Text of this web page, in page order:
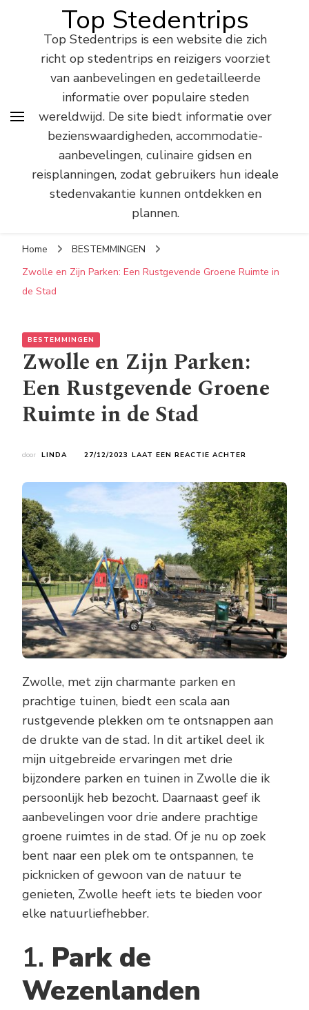
Top Stedentrips
Top Stedentrips is een website die zich
richt op stedentrips en reizigers voorziet
van aanbevelingen en gedetailleerde
informatie over populaire steden
wereldwijd. De site biedt informatie over
bezienswaardigheden, accommodatie-
aanbevelingen, culinaire gidsen en
reisplanningen, zodat gebruikers hun ideale
stedenvakantie kunnen ontdekken en
plannen.
Home
BESTEMMINGEN
Zwolle en Zijn Parken: Een Rustgevende Groene Ruimte in
de Stad
BESTEMMINGEN
Zwolle en Zijn Parken:
Een Rustgevende Groene
Ruimte in de Stad
door LINDA 27/12/2023 LAAT EEN REACTIE ACHTER
ZIJN
PARKEN:
EEN
RUSTGEVENDE
GROENE
RUIMTE
IN
DE
STAD
Zwolle, met zijn charmante parken en
prachtige tuinen, biedt een scala aan
rustgevende plekken om te ontsnappen aan
de drukte van de stad. In dit artikel deel ik
mijn uitgebreide ervaringen met drie
bijzondere parken en tuinen in Zwolle die ik
persoonlijk heb bezocht. Daarnaast geef ik
aanbevelingen voor drie andere prachtige
groene ruimtes in de stad. Of je nu op zoek
bent naar een plek om te ontspannen, te
picknicken of gewoon van de natuur te
genieten, Zwolle heeft iets te bieden voor
elke natuurliefhebber.
1. Park de
Wezenlanden